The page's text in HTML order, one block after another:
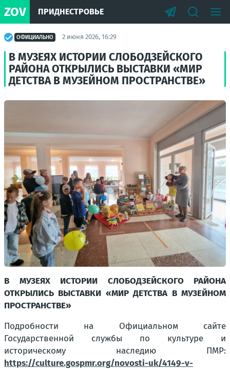
ZOV ПРИДНЕСТРОВЬЕ
ОФИЦИАЛЬНО 2 июня 2026, 16:29
В МУЗЕЯХ ИСТОРИИ СЛОБОДЗЕЙСКОГО
РАЙОНА ОТКРЫЛИСЬ ВЫСТАВКИ «МИР
ДЕТСТВА В МУЗЕЙНОМ ПРОСТРАНСТВЕ»
В МУЗЕЯХ ИСТОРИИ СЛОБОДЗЕЙСКОГО РАЙОНА
ОТКРЫЛИСЬ ВЫСТАВКИ «МИР ДЕТСТВА В МУЗЕЙНОМ
ПРОСТРАНСТВЕ»
Подробности на Официальном сайте
Государственной службы по культуре и
историческому наследию ПМР:
https://culture.gospmr.org/novosti-uk/4149-v-